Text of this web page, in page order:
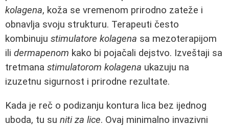
kolagena, koža se vremenom prirodno zateže i
obnavlja svoju strukturu. Terapeuti često
kombinuju stimulatore kolagena sa mezoterapijom
ili dermapenom kako bi pojačali dejstvo. Izveštaji sa
tretmana stimulatorom kolagena ukazuju na
izuzetnu sigurnost i prirodne rezultate.
Kada je reč o podizanju kontura lica bez ijednog
uboda, tu su niti za lice. Ovaj minimalno invazivni